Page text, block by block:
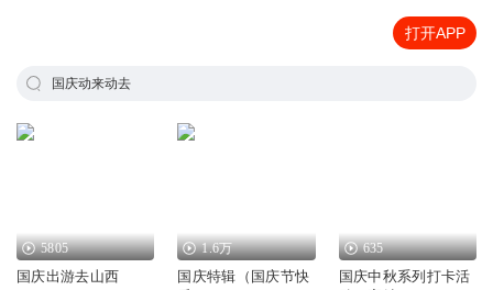
打开APP
国庆动来动去
5805
国庆出游去山西
1.6万
国庆特辑（国庆节快
635
国庆中秋系列打卡活